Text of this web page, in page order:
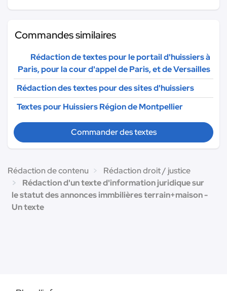
Commandes similaires
Rédaction de textes pour le portail d'huissiers à
Paris, pour la cour d'appel de Paris, et de Versailles
Rédaction des textes pour des sites d'huissiers
Textes pour Huissiers Région de Montpellier
Commander des textes
Rédaction de contenu
Rédaction droit / justice
Rédaction d'un texte d'information juridique sur
le statut des annonces immbilières terrain+maison -
Un texte